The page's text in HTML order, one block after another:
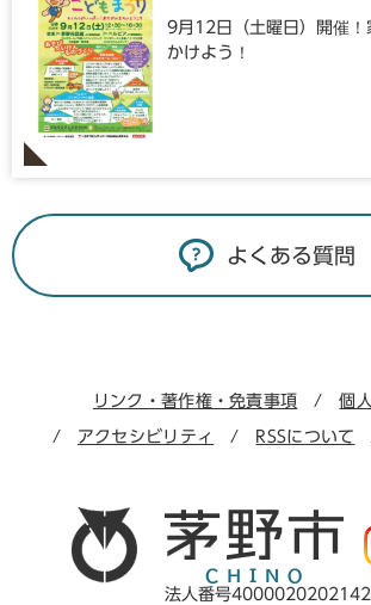
9月12日（土曜日）開催！
かけよう！
よくある質問
リンク・著作権・免責事項 個
アクセシビリティ RSSについて
法人番号4000020202142